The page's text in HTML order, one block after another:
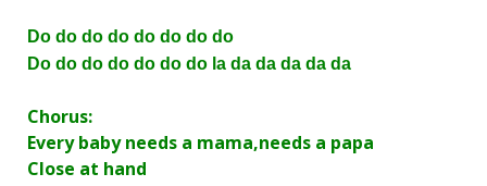
NIGHTMARES
IMPRESSUM
Do do do do do do do do
Do do do do do do do la da da da da da
Chorus:
Every baby needs a mama,needs a papa
Close at hand